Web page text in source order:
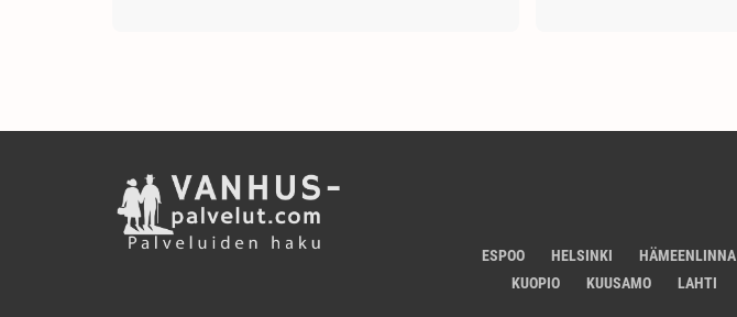
ESPOO HELSINKI HÄMEENLINNA
KUOPIO
KUUSAMO LAHTI